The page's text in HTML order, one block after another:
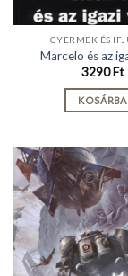
GYERMEK ÉS
Marcelo és az
3290Ft
KOSÁRBA